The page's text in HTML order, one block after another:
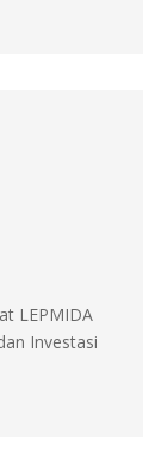
LEPMIDA
Investasi